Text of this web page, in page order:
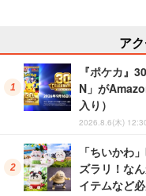
ア
『ポケカ』
N」が
入り）
2026.8.6(木)
「ちいかわ
ズラリ！な
イテムなど